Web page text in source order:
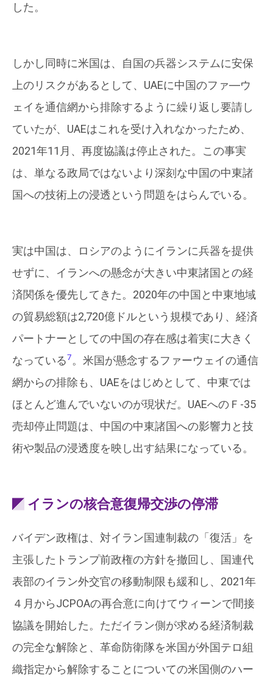
した。
しかし同時に米国は、自国の兵器システムに安保
上のリスクがあるとして、UAEに中国のファ―ウ
ェイを通信網から排除するように繰り返し要請し
ていたが、UAEはこれを受け入れなかったため、
2021年11月、再度協議は停止された。この事実
は、単なる政局ではないより深刻な中国の中東諸
国への技術上の浸透という問題をはらんでいる。
実は中国は、ロシアのようにイランに兵器を提供
せずに、イランへの懸念が大きい中東諸国との経
済関係を優先してきた。2020年の中国と中東地域
の貿易総額は2,720億ドルという規模であり、経済
パートナーとしての中国の存在感は着実に大きく
なっている7。米国が懸念するファーウェイの通信
網からの排除も、UAEをはじめとして、中東では
ほとんど進んでいないのが現状だ。UAEへのＦ-35
売却停止問題は、中国の中東諸国への影響力と技
術や製品の浸透度を映し出す結果になっている。
イランの核合意復帰交渉の停滞
バイデン政権は、対イラン国連制裁の「復活」を
主張したトランプ前政権の方針を撤回し、国連代
表部のイラン外交官の移動制限も緩和し、2021年
４月からJCPOAの再合意に向けてウィーンで間接
協議を開始した。ただイラン側が求める経済制裁
の完全な解除と、革命防衛隊を米国が外国テロ組
織指定から解除することについての米国側のハー